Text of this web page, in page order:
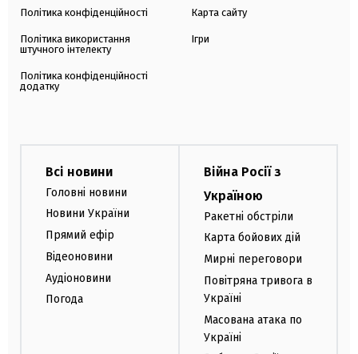
Політика конфіденційності
Політика використання
штучного інтелекту
Політика конфіденційності
додатку
Карта сайту
Ігри
Всі новини
Головні новини
Новини України
Прямий ефір
Відеоновини
Аудіоновини
Погода
Війна Росії з
Україною
Ракетні обстріли
Карта бойових дій
Мирні переговори
Повітряна тривога в
Україні
Масована атака по
Україні